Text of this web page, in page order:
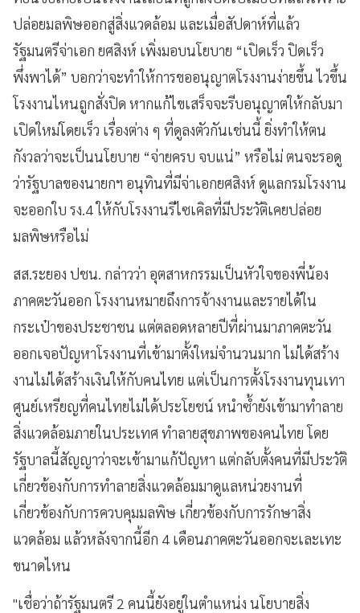
ปล่อยมลพิษออกสู่สิ่งแวดล้อม และเมื่อสัปดาห์ที่แล้ว
รัฐมนตรีจ่าเอก ยศสิงห์ เพิ่งมอบนโยบาย “เปิดเร็ว ปิดเร็ว
พึ่งพาได้” บอกว่าจะทำให้การขออนุญาตโรงงานง่ายขึ้น ไวขึ้น
โรงงานไหนถูกสั่งปิด หากแก้ไขเสร็จจะรีบอนุญาตให้กลับมา
เปิดใหม่โดยเร็ว เรื่องต่าง ๆ ที่ดูลงตัวกันเช่นนี้ ยิ่งทำให้ตน
กังวลว่าจะเป็นนโยบาย “จ่ายครบ จบแน่” หรือไม่ ตนจะรอดู
ว่ารัฐบาลของนายกฯ อนุทินที่มีจ่าเอกยศสิงห์ ดูแลกรมโรงงาน
จะออกใบ รง.4 ให้กับโรงงานรีไซเคิลที่มีประวัติเคยปล่อย
มลพิษหรือไม่
สส.ระยอง ปชน. กล่าวว่า อุตสาหกรรมเป็นหัวใจของพี่น้อง
ภาคตะวันออก โรงงานหมายถึงการจ้างงานและรายได้ใน
กระเป๋าของประชาชน แต่ตลอดหลายปีที่ผ่านมาภาคตะวัน
ออกเจอปัญหาโรงงานที่เข้ามาตั้งใหม่จำนวนมาก ไม่ได้สร้าง
งานไม่ได้สร้างเงินให้กับคนไทย แต่เป็นการตั้งโรงงานทุนเทา
ศูนย์เหรียญที่คนไทยไม่ได้ประโยชน์ หนำซ้ำยังเข้ามาทำลาย
สิ่งแวดล้อมภายในประเทศ ทำลายสุขภาพของคนไทย โดย
รัฐบาลนี้สัญญาว่าจะเข้ามาแก้ปัญหา แต่กลับตั้งคนที่มีประวัติ
เกี่ยวข้องกับการทำลายสิ่งแวดล้อมมาดูแลหน่วยงานที่
เกี่ยวข้องกับการควบคุมมลพิษ เกี่ยวข้องกับการรักษาสิ่ง
แวดล้อม แล้วหลังจากนี้อีก 4 เดือนภาคตะวันออกจะเละเทะ
ขนาดไหน
"เชื่อว่าถ้ารัฐมนตรี 2 คนนี้ยังอยู่ในตำแหน่ง นโยบายสิ่ง